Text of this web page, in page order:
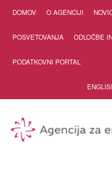
DOMOV O AGENCIJI
POSVETOVANJA ODLOČBE
PODATKOVNI PORTAL